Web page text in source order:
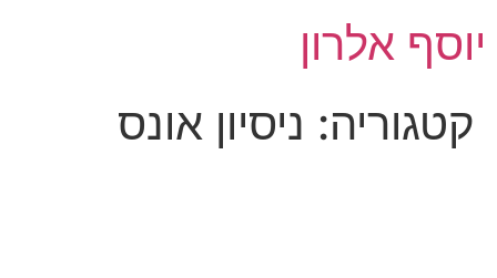
לתוכן
יוסף אלרון
קטגוריה: ניסיון אונס